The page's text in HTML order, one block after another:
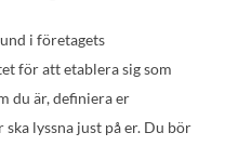
i företagets
för att etablera sig som
du är, definiera er
lyssna just på er. Du bör